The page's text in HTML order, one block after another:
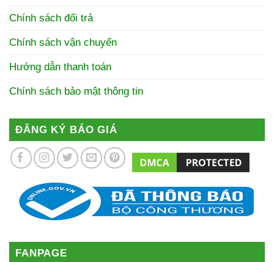
Chính sách đổi trả
Chính sách vận chuyển
Hướng dẫn thanh toán
Chính sách bảo mật thông tin
ĐĂNG KÝ BÁO GIÁ
FANPAGE